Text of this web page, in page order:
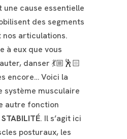
une cause essentielle
des segments
nos articulations.
à eux que vous
danser 💃🏼🕺🏻
encore… Voici la
système musculaire
autre fonction
STABILITÉ. Il s’agit ici
posturaux, les